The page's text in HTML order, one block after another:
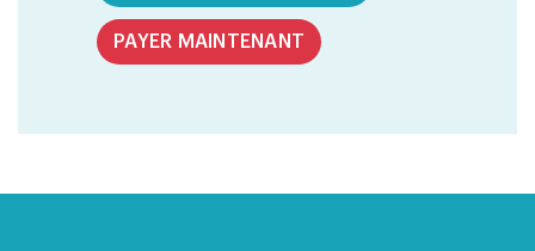
PAYER MAINTENANT